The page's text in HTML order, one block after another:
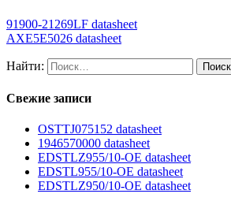
91900-21269LF datasheet
AXE5E5026 datasheet
Найти:
Свежие записи
OSTTJ075152 datasheet
1946570000 datasheet
EDSTLZ955/10-OE datasheet
EDSTL955/10-OE datasheet
EDSTLZ950/10-OE datasheet